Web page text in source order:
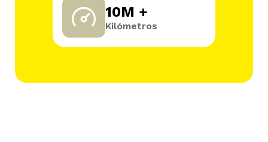
10M +
Kilómetros